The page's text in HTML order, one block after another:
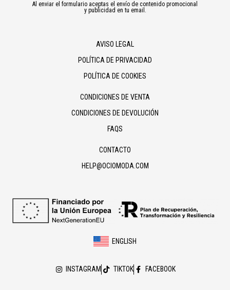
Al enviar el formulario aceptas el envío de contenido promocional
y publicidad en tu email.
AVISO LEGAL
POLÍTICA DE PRIVACIDAD
POLÍTICA DE COOKIES
CONDICIONES DE VENTA
CONDICIONES DE DEVOLUCIÓN
FAQS
CONTACTO
HELP@OCIOMODA.COM
ENGLISH
INSTAGRAM TIKTOK FACEBOOK